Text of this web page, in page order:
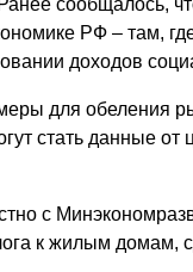
сообщалось,
РФ – там,
доходов
для обеления
стать данные
с
к жилым домам,